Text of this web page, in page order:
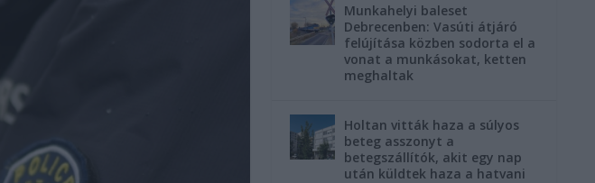
Munkahelyi baleset
Debrecenben: Vasúti átjáró
felújítása közben sodorta el a
vonat a munkásokat, ketten
meghaltak
Holtan vitták haza a súlyos
beteg asszonyt a
betegszállítók, akit egy nap
után küldtek haza a hatvani